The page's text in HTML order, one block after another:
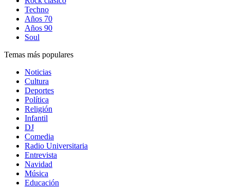
Techno
Años 70
Años 90
Soul
Temas más populares
Noticias
Cultura
Deportes
Política
Religión
Infantil
DJ
Comedia
Radio Universitaria
Entrevista
Navidad
Música
Educación